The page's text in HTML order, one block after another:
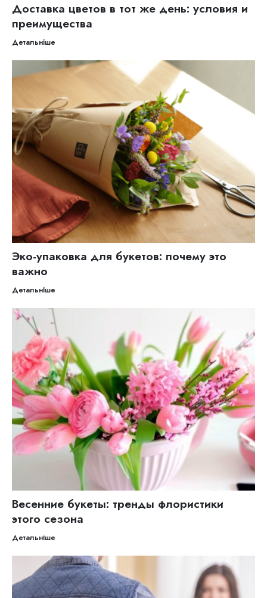
Доставка цветов в тот же день: условия и
преимущества
Детальніше
Эко-упаковка для букетов: почему это
важно
Детальніше
Весенние букеты: тренды флористики
этого сезона
Детальніше